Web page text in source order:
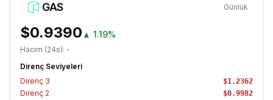
GAS Günlük
$0.9390 ▲ 1.19%
Hacim (24s): -
Direnç Seviyeleri
Direnç 3 $1.2362
Direnç 2 $0.9982